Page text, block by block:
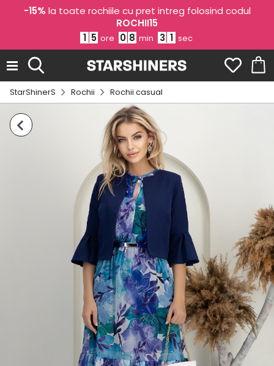
-15% la toate rochiile cu pret intreg folosind codul
ROCHII15
1 5 ore 0 8 min 3 1 sec
StarShinerS Rochii Rochii casual